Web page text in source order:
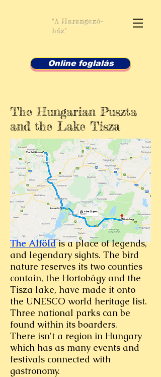
Bell House
"A Harangozó-
ház"
Online foglalás
The Hungarian Puszta
and the Lake Tisza
The Alföldis a place of legends,
and legendary sights. The bird
nature reserves its two counties
contain, the Hortobágy and the
Tisza lake, have made it onto
the UNESCO world heritage list.
Three national parks can be
found within its boarders.
There isn't a region in Hungary
which has as many events and
festivals connected with
gastronomy.